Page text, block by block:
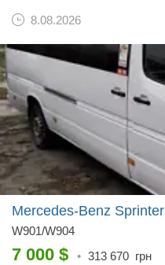
8.08.2026
Mercedes-Benz Sprinter
W901/W904
7 000 $ • 313 670 грн